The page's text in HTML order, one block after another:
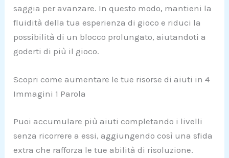
saggia per avanzare. In questo modo, mantieni la
fluidità della tua esperienza di gioco e riduci la
possibilità di un blocco prolungato, aiutandoti a
goderti di più il gioco.
Scopri come aumentare le tue risorse di aiuti in 4
Immagini 1 Parola
Puoi accumulare più aiuti completando i livelli
senza ricorrere a essi, aggiungendo così una sfida
extra che rafforza le tue abilità di risoluzione.